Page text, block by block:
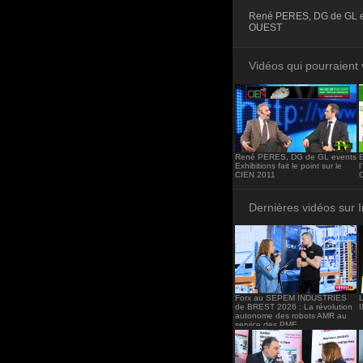
René PERES, DG de GL
OUEST
Vidéos qui pourraient
René PERES, DG de GL events
Exhibitions fait le point sur le
CIEN 2011
Dernières vidéos sur
Forx au SEPEM INDUSTRIES
de BREST 2026 : La révolution
autonome des robots AMR au
service des PME